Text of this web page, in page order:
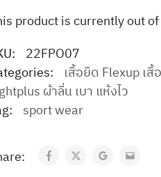
product is currently out
22FPO07
เสื้อยืด Flexup เสื้
ผ้าลื่น เบา แห้งไว
sport wear